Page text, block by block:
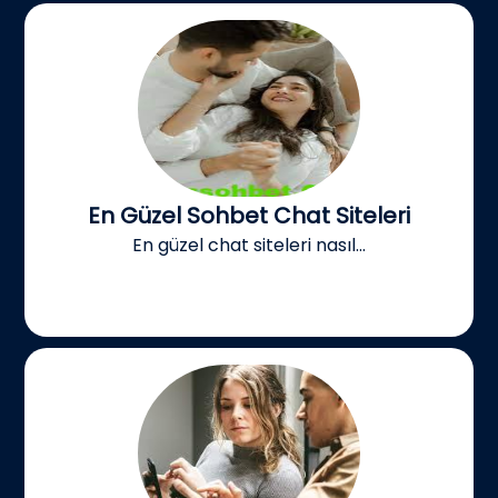
En Güzel Sohbet Chat Siteleri
En güzel chat siteleri nasıl...